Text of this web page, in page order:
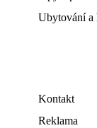
Ubytování a
Kontakt
Reklama